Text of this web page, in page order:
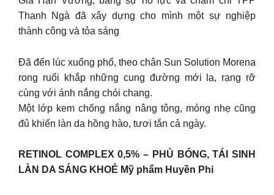
Thanh Ngà đã xây dựng cho mình một sự nghiệp
thành công và tỏa sáng
Đã đến lúc xuống phố, theo chân Sun Solution Morena
rong ruổi khắp những cung đường mới lạ, rạng rỡ
cùng với ánh nắng chói chang.
Một lớp kem chống nắng nâng tông, mỏng nhẹ cũng
đủ khiến làn da hồng hào, tươi tắn cả ngày.
RETINOL COMPLEX 0,5% – PHỦ BÓNG, TÁI SINH
LÀN DA SÁNG KHOẺ Mỹ phẩm Huyền Phi